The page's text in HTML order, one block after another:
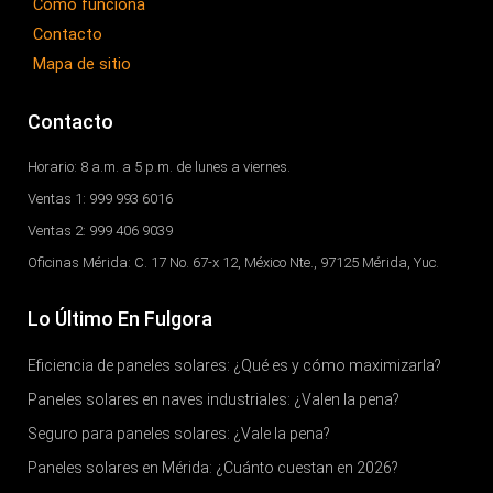
Cómo funciona
Contacto
Mapa de sitio
Contacto
Horario: 8 a.m. a 5 p.m. de lunes a viernes.
Ventas 1: 999 993 6016
Ventas 2: 999 406 9039
Oficinas Mérida: C. 17 No. 67-x 12, México Nte., 97125 Mérida, Yuc.
Lo Último En Fulgora
Eficiencia de paneles solares: ¿Qué es y cómo maximizarla?
Paneles solares en naves industriales: ¿Valen la pena?
Seguro para paneles solares: ¿Vale la pena?
Paneles solares en Mérida: ¿Cuánto cuestan en 2026?